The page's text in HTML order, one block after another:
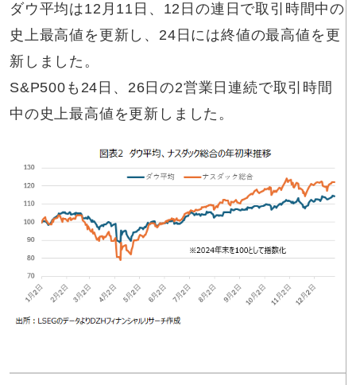
ダウ平均は12月11日、12日の連日で取引時間中の
史上最高値を更新し、24日には終値の最高値を更
新しました。
S&P500も24日、26日の2営業日連続で取引時間
中の史上最高値を更新しました。